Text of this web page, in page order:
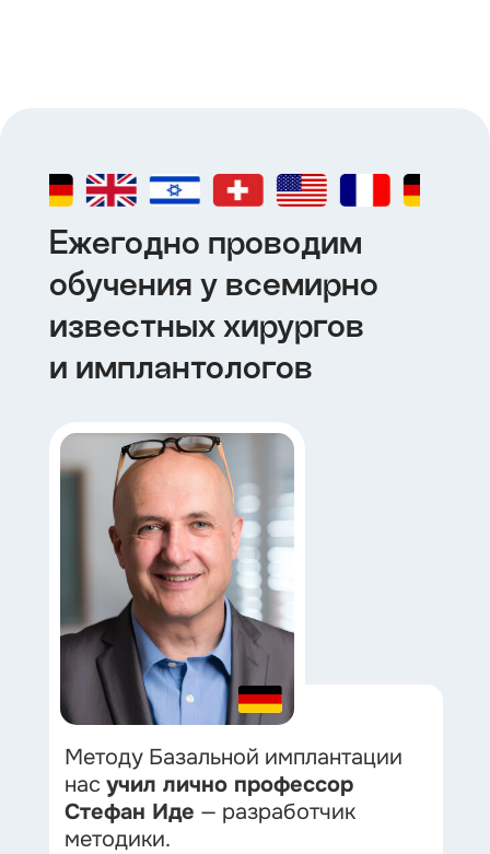
Ежегодно проводим
обучения у всемирно
известных хирургов
и имплантологов
Методу Базальной имплантации
нас учил лично профессор
Стефан Иде — разработчик
методики.